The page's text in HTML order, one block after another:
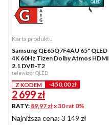
Karta produktu
Samsung QE65Q7F4AU 65" QLED
4K 60Hz Tizen Dolby Atmos HDMI
2.1 DVB-T2
telewizor QLED
Z KODEM -450,00 zł
2 699zł
RATY: 89,97 złx 30 rat 0%
Najniższa cena: 3 149 zł